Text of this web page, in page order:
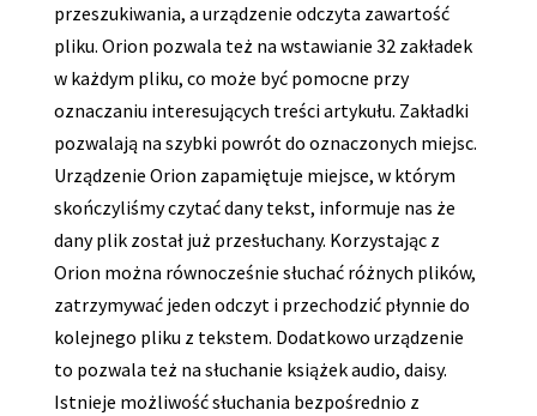
przeszukiwania, a urządzenie odczyta zawartość
pliku. Orion pozwala też na wstawianie 32 zakładek
w każdym pliku, co może być pomocne przy
oznaczaniu interesujących treści artykułu. Zakładki
pozwalają na szybki powrót do oznaczonych miejsc.
Urządzenie Orion zapamiętuje miejsce, w którym
skończyliśmy czytać dany tekst, informuje nas że
dany plik został już przesłuchany. Korzystając z
Orion można równocześnie słuchać różnych plików,
zatrzymywać jeden odczyt i przechodzić płynnie do
kolejnego pliku z tekstem. Dodatkowo urządzenie
to pozwala też na słuchanie książek audio, daisy.
Istnieje możliwość słuchania bezpośrednio z